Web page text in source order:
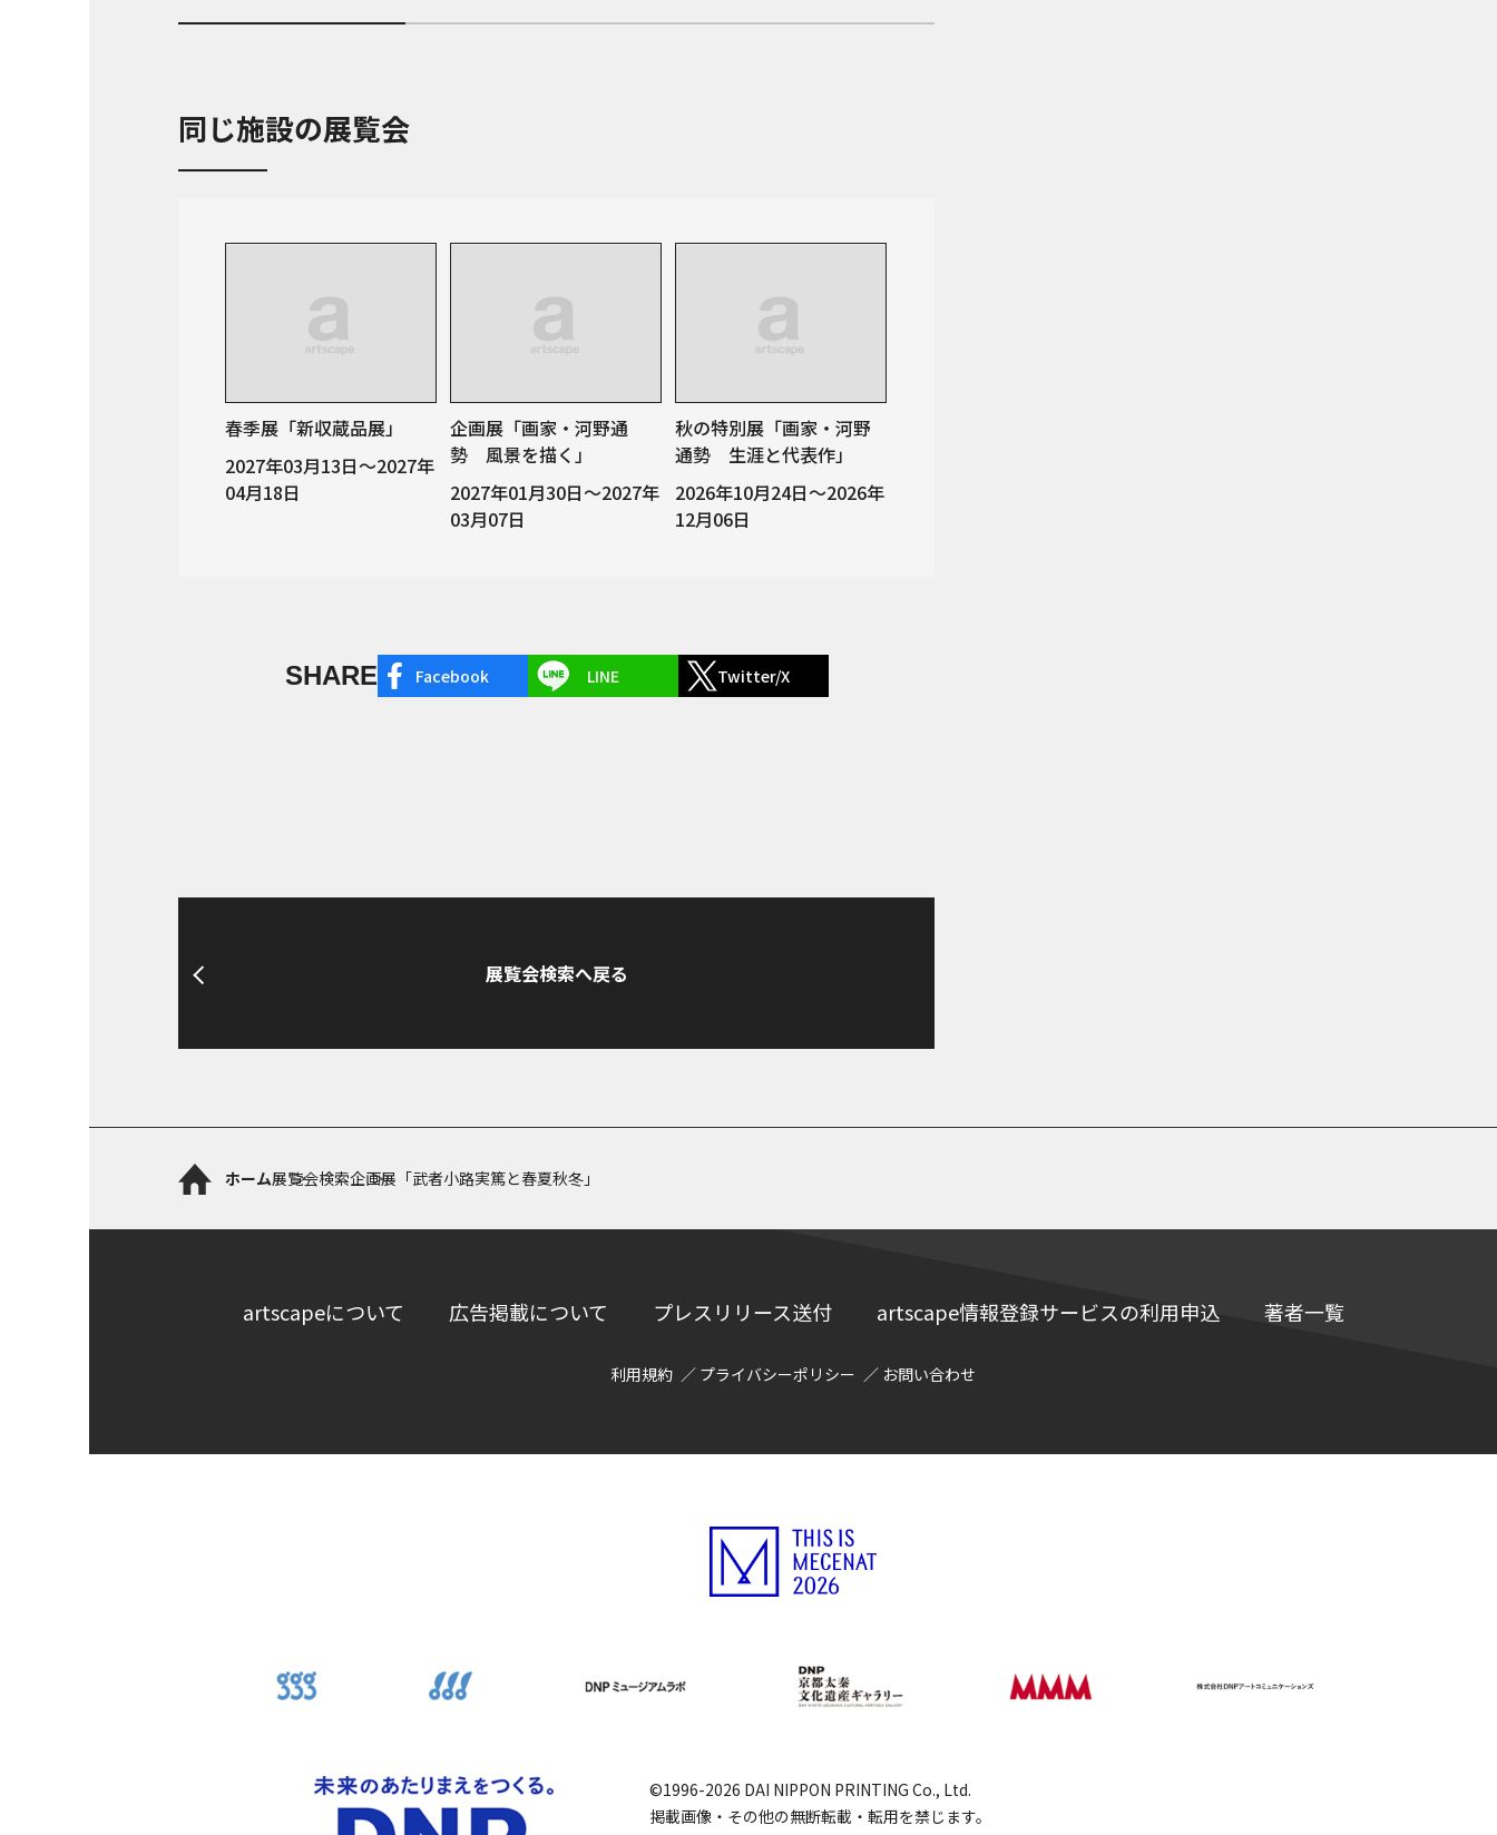
同じ施設の展覧会
春季展「新収蔵品展」
2027年03月13日～2027年
04月18日
企画展「画家・河野通
勢 風景を描く」
2027年01月30日～2027年
03月07日
秋の特別展「画家・河野
通勢 生涯と代表作」
2026年10月24日～2026年
12月06日
SHARE Facebook LINE Twitter/X
展覧会検索へ戻る
ホーム展覧会検索企画展「武者小路実篤と春夏秋冬」
artscapeについて 広告掲載について プレスリリース送付 artscape情報登録サービスの利用申込 著者一覧
利用規約 プライバシーポリシー お問い合わせ
©1996-2026 DAI NIPPON PRINTING Co., Ltd.
掲載画像・その他の無断転載・転用を禁じます。